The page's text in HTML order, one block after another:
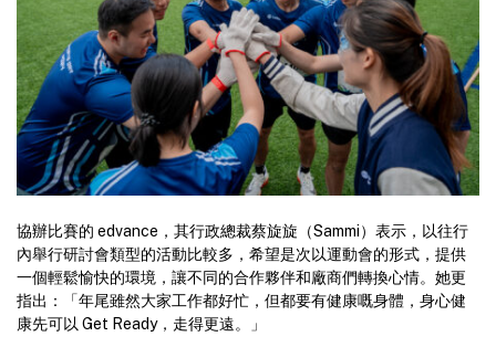
協辦比賽的 edvance，其行政總裁蔡旋旋（Sammi）表示，以往行
內舉行研討會類型的活動比較多，希望是次以運動會的形式，提供
一個輕鬆愉快的環境，讓不同的合作夥伴和廠商們轉換心情。她更
指出：「年尾雖然大家工作都好忙，但都要有健康嘅身體，身心健
康先可以 Get Ready，走得更遠。」